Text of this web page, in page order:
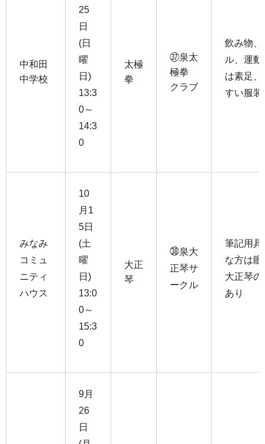
中和田
中学校
25
日
(日
曜
日)
13:3
0～
14:3
0
太極
拳
㊲泉太
極拳
クラブ
飲み物、
ル、運
は素足
すい服装
みなみ
コミュ
ニティ
ハウス
10
月1
5日
(土
曜
日)
13:0
0～
15:3
0
大正
琴
㊳泉大
正琴サ
ークル
筆記用具
な方は眼
大正琴
あり
9月
26
日